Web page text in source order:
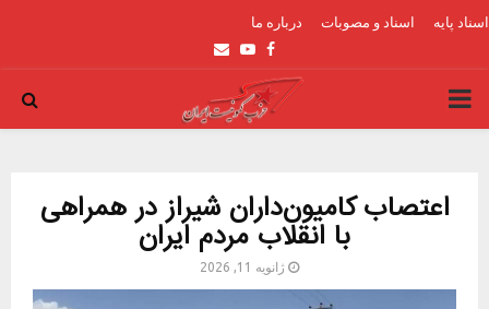
اسناد پایه اسناد و مصوبات درباره ما
Facebook
Youtube
Email
PRIMARY
اعتصاب کامیون‌داران شیراز در همراهی
با انقلاب مردم ایران
ژانویه 11, 2026